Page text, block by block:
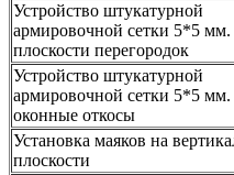
Устройство штукатурной
армировочной сетки 5*5 мм.
плоскости перегородок
Устройство штукатурной
армировочной сетки 5*5 мм.
оконные откосы
Установка маяков на
плоскости